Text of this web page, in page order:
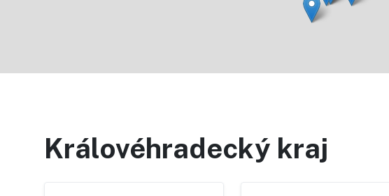
Královéhradecký kraj